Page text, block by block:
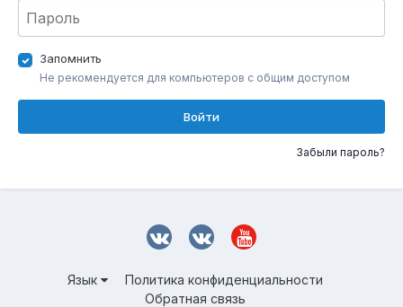
Запомнить
Не рекомендуется для компьютеров с общим доступом
Войти
Забыли пароль?
Язык
Политика конфиденциальности
Обратная связь